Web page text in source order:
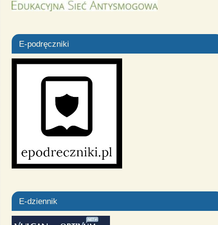
E-podręczniki
E-dziennik